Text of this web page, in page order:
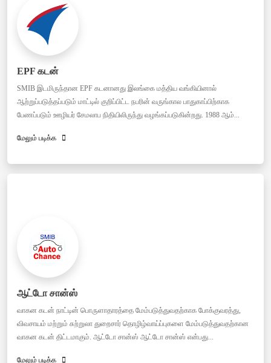
EPF கடன்
SMIB இடமிருந்தான EPF கடனானது இலங்கை மத்திய வங்கியினால்
ஆற்றுப்படுத்தப்படும் மாட்டில் குறிப்பிட்ட நபரின் வருங்கால பாதுகாப்பிற்காக
பேணப்படும் ஊழியர் சேமலாப நிதியிலிருந்து வழங்கப்படுகின்றது. 1988 ஆம்...
மேலும் படிக்க
ஆட்டோ சான்ஸ்
வாகன கடன் நாட்டின் பொருளாதாரத்தை மேம்படுத்துவதற்காக போக்குவரத்து,
விவசாயம் மற்றும் சுற்றுலா துறைசார் தொழிழ்வாய்ப்புகளை மேம்படுத்துவதற்கான
வாகன கடன் திட்டமாகும். ஆட்டோ சான்ஸ் ஆட்டோ சான்ஸ் என்பது...
மேலும் படிக்க